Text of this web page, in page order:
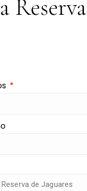
Reserva